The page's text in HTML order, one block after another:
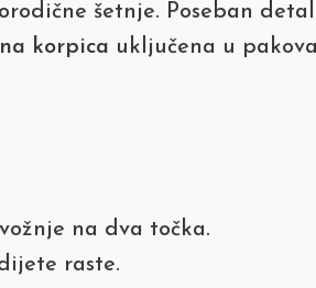
šetnje. Poseban
korpica uključena u
na dva točka.
raste.